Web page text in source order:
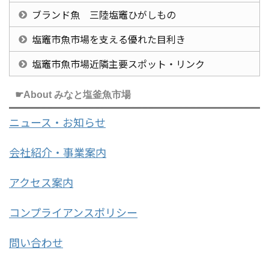
ブランド魚 三陸塩竈ひがしもの
塩竈市魚市場を支える優れた目利き
塩竈市魚市場近隣主要スポット・リンク
☛About みなと塩釜魚市場
ニュース・お知らせ
会社紹介・事業案内
アクセス案内
コンプライアンスポリシー
問い合わせ